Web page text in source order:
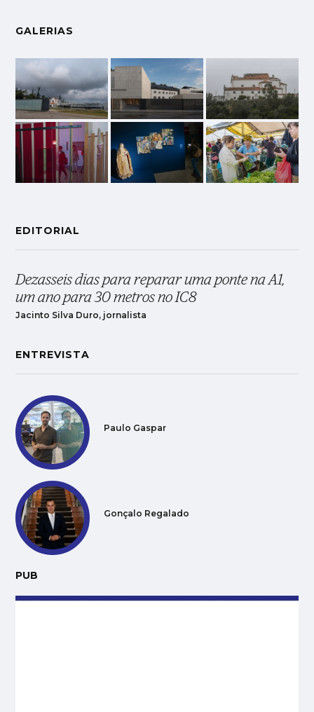
GALERIAS
EDITORIAL
Dezasseis dias para reparar uma ponte na A1,
um ano para 30 metros no IC8
Jacinto Silva Duro, jornalista
ENTREVISTA
Paulo Gaspar
Gonçalo Regalado
PUB